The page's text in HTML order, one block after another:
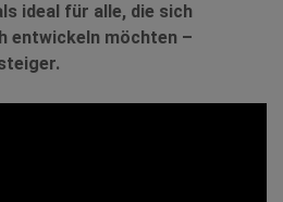
ideal für alle, die sich
entwickeln möchten –